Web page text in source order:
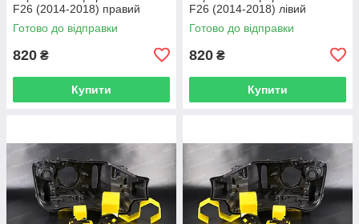
F26 (2014-2018) правий
Готово до відправки
820 ₴
Купити
F26 (2014-2018) лівий
Готово до відправки
820 ₴
Купити